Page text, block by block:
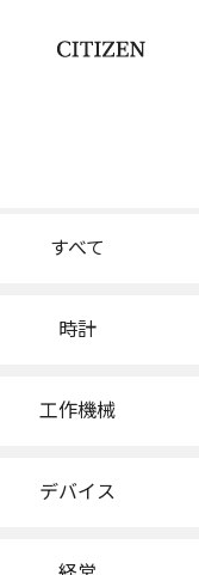
すべて
時計
工作機械
デバイス